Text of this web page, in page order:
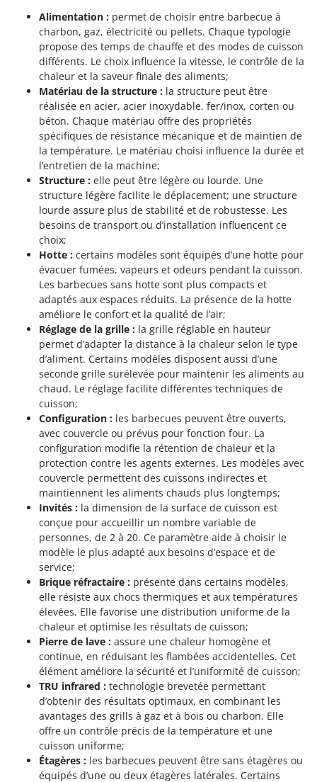
Alimentation : permet de choisir entre barbecue à
charbon, gaz, électricité ou pellets. Chaque typologie
propose des temps de chauffe et des modes de cuisson
différents. Le choix influence la vitesse, le contrôle de la
chaleur et la saveur finale des aliments;
Matériau de la structure : la structure peut être
réalisée en acier, acier inoxydable, fer/inox, corten ou
béton. Chaque matériau offre des propriétés
spécifiques de résistance mécanique et de maintien de
la température. Le matériau choisi influence la durée et
l’entretien de la machine;
Structure : elle peut être légère ou lourde. Une
structure légère facilite le déplacement; une structure
lourde assure plus de stabilité et de robustesse. Les
besoins de transport ou d’installation influencent ce
choix;
Hotte : certains modèles sont équipés d’une hotte pour
évacuer fumées, vapeurs et odeurs pendant la cuisson.
Les barbecues sans hotte sont plus compacts et
adaptés aux espaces réduits. La présence de la hotte
améliore le confort et la qualité de l’air;
Réglage de la grille : la grille réglable en hauteur
permet d’adapter la distance à la chaleur selon le type
d’aliment. Certains modèles disposent aussi d’une
seconde grille surélevée pour maintenir les aliments au
chaud. Le réglage facilite différentes techniques de
cuisson;
Configuration : les barbecues peuvent être ouverts,
avec couvercle ou prévus pour fonction four. La
configuration modifie la rétention de chaleur et la
protection contre les agents externes. Les modèles avec
couvercle permettent des cuissons indirectes et
maintiennent les aliments chauds plus longtemps;
Invités : la dimension de la surface de cuisson est
conçue pour accueillir un nombre variable de
personnes, de 2 à 20. Ce paramètre aide à choisir le
modèle le plus adapté aux besoins d’espace et de
service;
Brique réfractaire : présente dans certains modèles,
elle résiste aux chocs thermiques et aux températures
élevées. Elle favorise une distribution uniforme de la
chaleur et optimise les résultats de cuisson;
Pierre de lave : assure une chaleur homogène et
continue, en réduisant les flambées accidentelles. Cet
élément améliore la sécurité et l’uniformité de cuisson;
TRU infrared : technologie brevetée permettant
d’obtenir des résultats optimaux, en combinant les
avantages des grills à gaz et à bois ou charbon. Elle
offre un contrôle précis de la température et une
cuisson uniforme;
Étagères : les barbecues peuvent être sans étagères ou
équipés d’une ou deux étagères latérales. Certains